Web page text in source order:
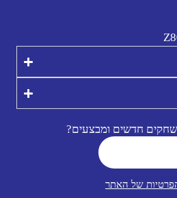
חדשים ומבצעים?
הפרטיות של האתר